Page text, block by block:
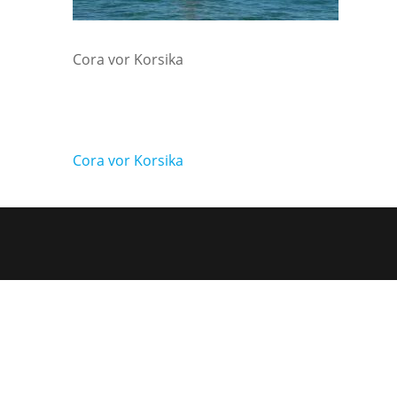
Cora vor Korsika
Beitragsnavigation
Cora vor Korsika